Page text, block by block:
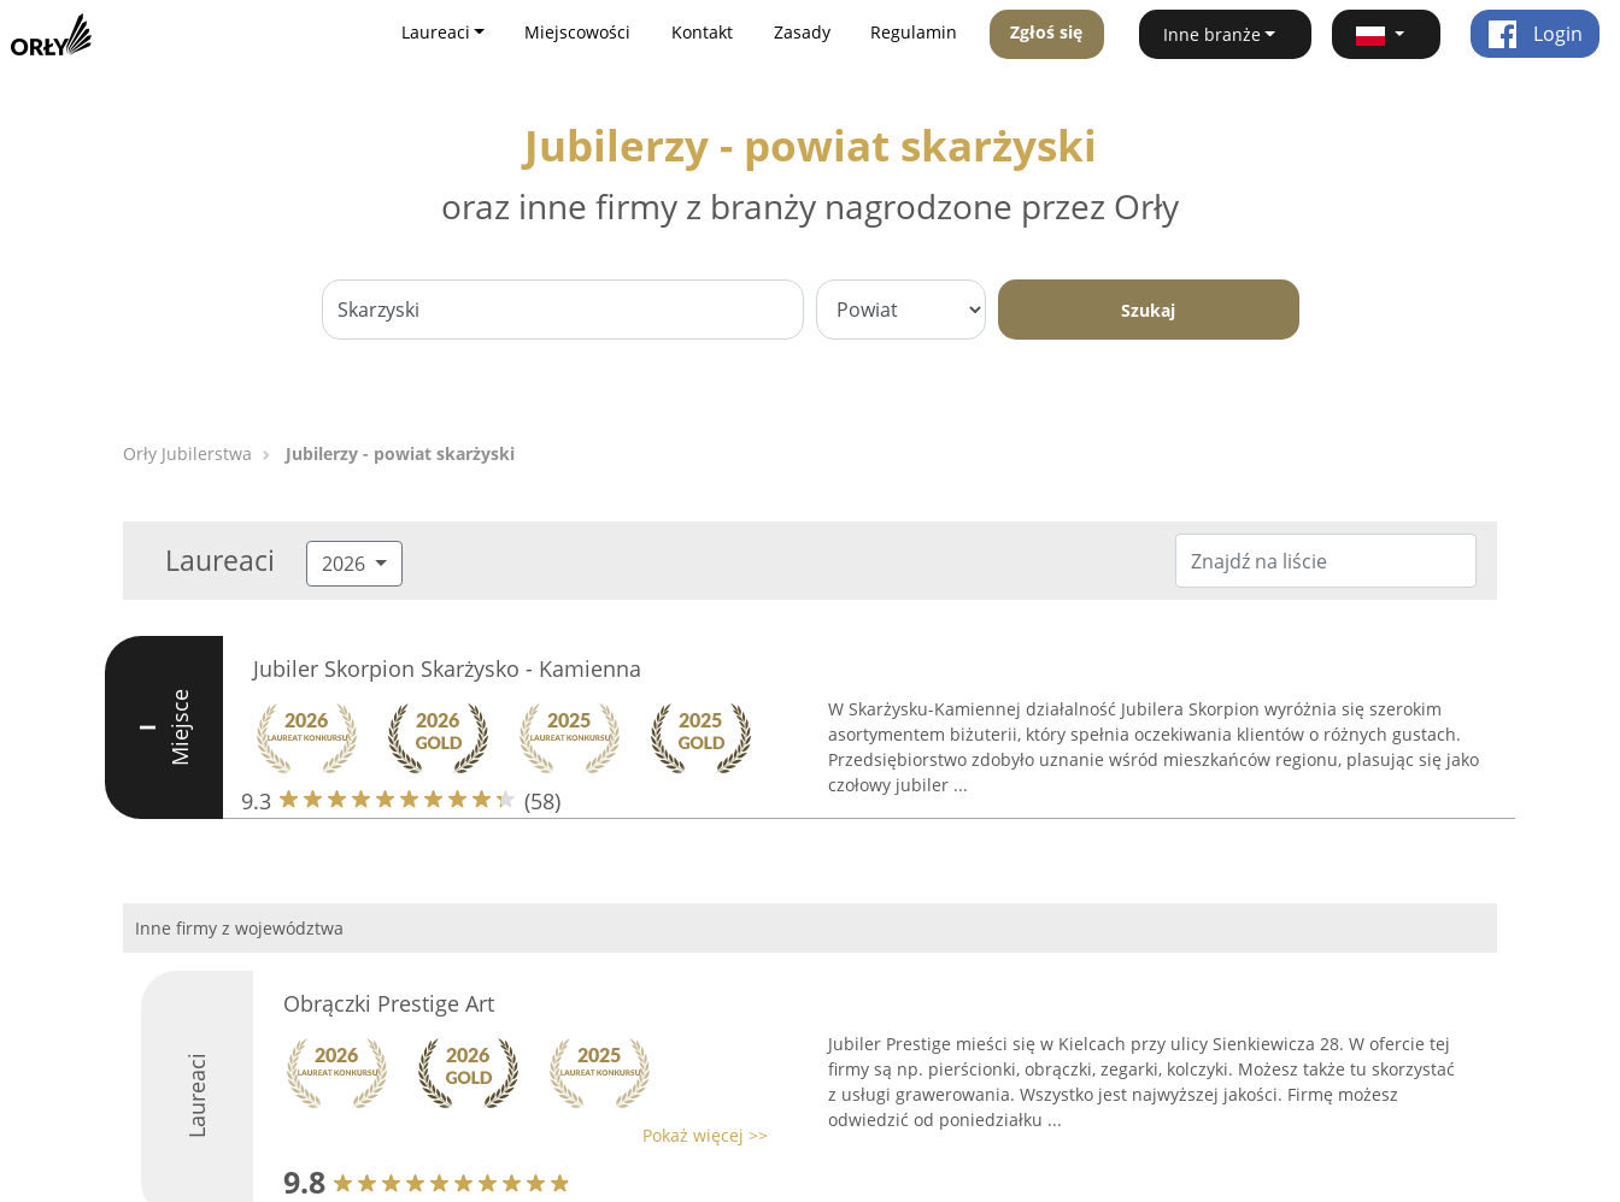
Laureaci Miejscowości Kontakt Zasady Regulamin Zgłoś się Inne branże Login
Jubilerzy - powiat skarżyski
oraz inne firmy z branży nagrodzone przez Orły
Szukaj
Orły Jubilerstwa Jubilerzy - powiat skarżyski
Laureaci 2026
I Miejsce
Jubiler Skorpion Skarżysko - Kamienna
9.3 (58)
W Skarżysku-Kamiennej działalność Jubilera Skorpion wyróżnia się szerokim
asortymentem biżuterii, który spełnia oczekiwania klientów o różnych gustach.
Przedsiębiorstwo zdobyło uznanie wśród mieszkańców regionu, plasując się jako
czołowy jubiler ...
Inne firmy z województwa
Laureaci
Obrączki Prestige Art
Pokaż więcej >>
9.8
Jubiler Prestige mieści się w Kielcach przy ulicy Sienkiewicza 28. W ofercie tej
firmy są np. pierścionki, obrączki, zegarki, kolczyki. Możesz także tu skorzystać
z usługi grawerowania. Wszystko jest najwyższej jakości. Firmę możesz
odwiedzić od poniedziałku ...